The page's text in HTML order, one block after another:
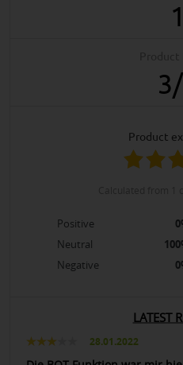
1
3/
product
Positive
Neutral
Negative
LATEST
28.01.2022